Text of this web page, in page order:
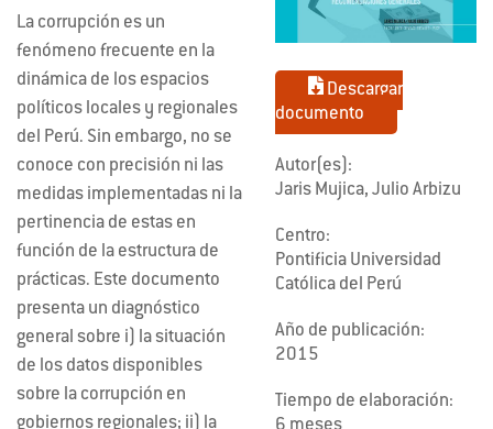
La corrupción es un
fenómeno frecuente en la
dinámica de los espacios
políticos locales y regionales
del Perú. Sin embargo, no se
conoce con precisión ni las
medidas implementadas ni la
pertinencia de estas en
función de la estructura de
prácticas. Este documento
presenta un diagnóstico
general sobre i) la situación
de los datos disponibles
sobre la corrupción en
gobiernos regionales; ii) la
Descargar
documento
Autor(es):
Jaris Mujica, Julio Arbizu
Centro:
Pontificia Universidad
Católica del Perú
Año de publicación:
2015
Tiempo de elaboración: